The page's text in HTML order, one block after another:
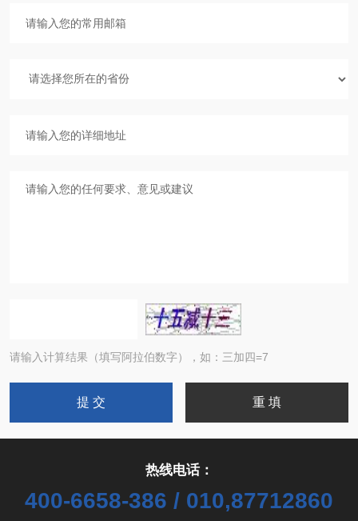
请输入计算结果（填写阿拉伯数字），如：三加四=7
热线电话：
400-6658-386 / 010,87712860